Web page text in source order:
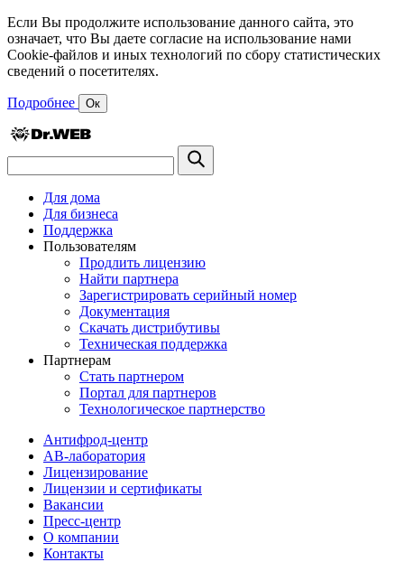
Если Вы продолжите использование данного сайта, это
означает, что Вы даете согласие на использование нами
Cookie-файлов и иных технологий по сбору статистических
сведений о посетителях.
Подробнее Ок
Для дома
Для бизнеса
Поддержка
Пользователям
Продлить лицензию
Найти партнера
Зарегистрировать серийный номер
Документация
Скачать дистрибутивы
Техническая поддержка
Партнерам
Стать партнером
Портал для партнеров
Технологическое партнерство
Антифрод-центр
АВ-лаборатория
Лицензирование
Лицензии и сертификаты
Вакансии
Пресс-центр
О компании
Контакты